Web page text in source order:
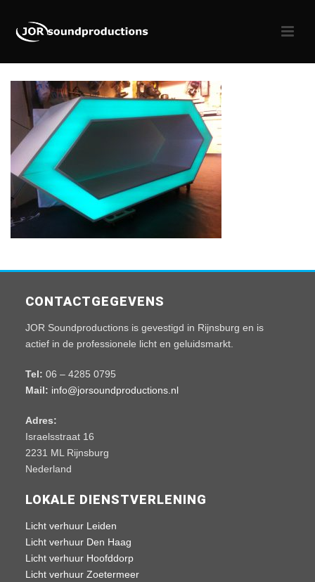
CONTACTGEGEVENS
JOR Soundproductions is gevestigd in Rijnsburg en is
actief in de professionele licht en geluidsmarkt.
Tel: 06 – 4285 0795
Mail: info@jorsoundproductions.nl
Adres:
Israelsstraat 16
2231 ML Rijnsburg
Nederland
LOKALE DIENSTVERLENING
Licht verhuur Leiden
Licht verhuur Den Haag
Licht verhuur Hoofddorp
Licht verhuur Zoetermeer